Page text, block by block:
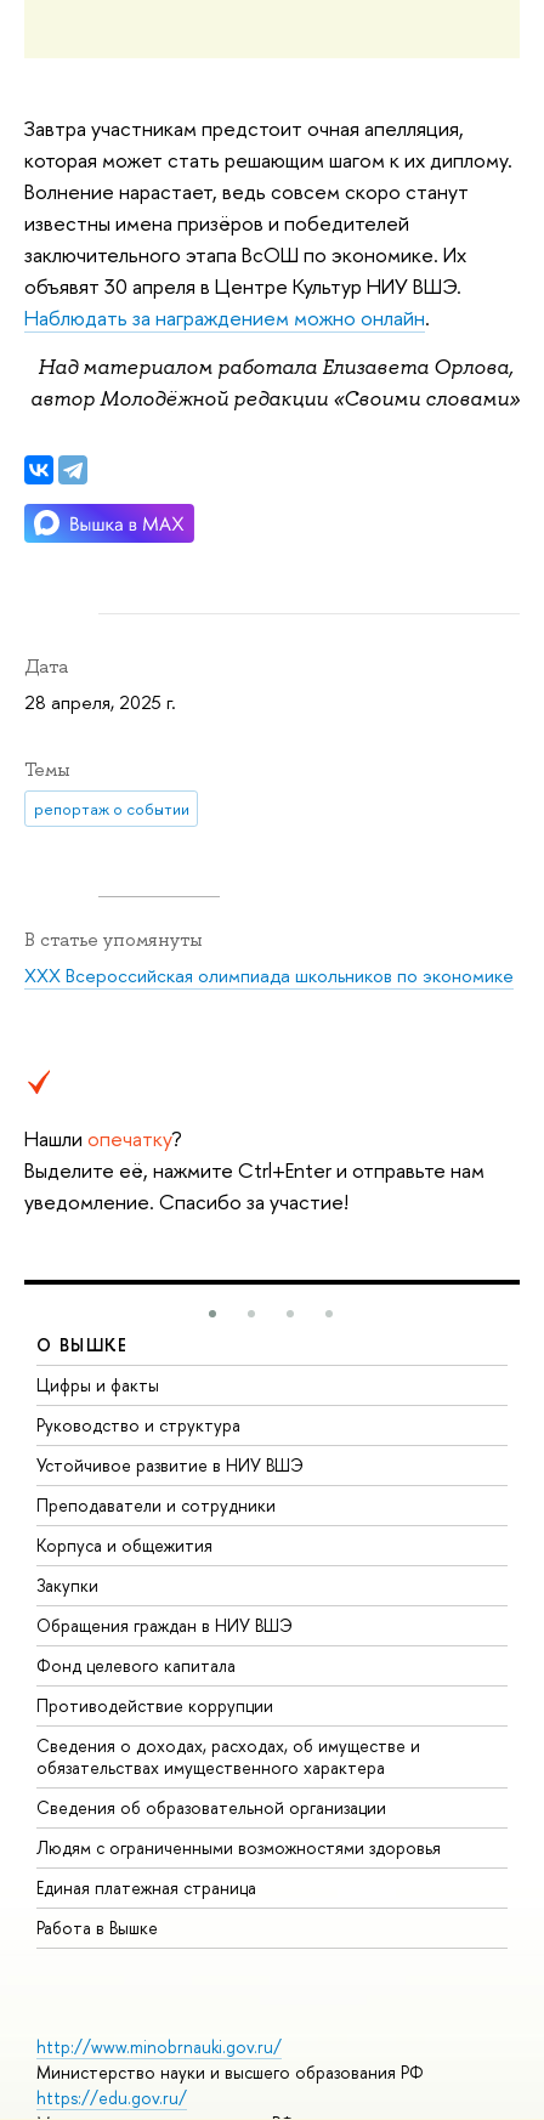
Завтра участникам предстоит очная апелляция,
которая может стать решающим шагом к их диплому.
Волнение нарастает, ведь совсем скоро станут
известны имена призёров и победителей
заключительного этапа ВсОШ по экономике. Их
объявят 30 апреля в Центре Культур НИУ ВШЭ.
Наблюдать за награждением можно онлайн.
Над материалом работала Елизавета Орлова,
автор Молодёжной редакции «Своими словами»
Дата
28 апреля, 2025 г.
Темы
репортаж о событии
В статье упомянуты
ХХХ Всероссийская олимпиада школьников по экономике
Нашли опечатку?
Выделите её, нажмите Ctrl+Enter и отправьте нам
уведомление. Спасибо за участие!
О ВЫШКЕ
Цифры и факты
Руководство и структура
Устойчивое развитие в НИУ ВШЭ
Преподаватели и сотрудники
Корпуса и общежития
Закупки
Обращения граждан в НИУ ВШЭ
Фонд целевого капитала
Противодействие коррупции
Сведения о доходах, расходах, об имуществе и
обязательствах имущественного характера
Сведения об образовательной организации
Людям с ограниченными возможностями здоровья
Единая платежная страница
Работа в Вышке
http://www.minobrnauki.gov.ru/
Министерство науки и высшего образования РФ
https://edu.gov.ru/